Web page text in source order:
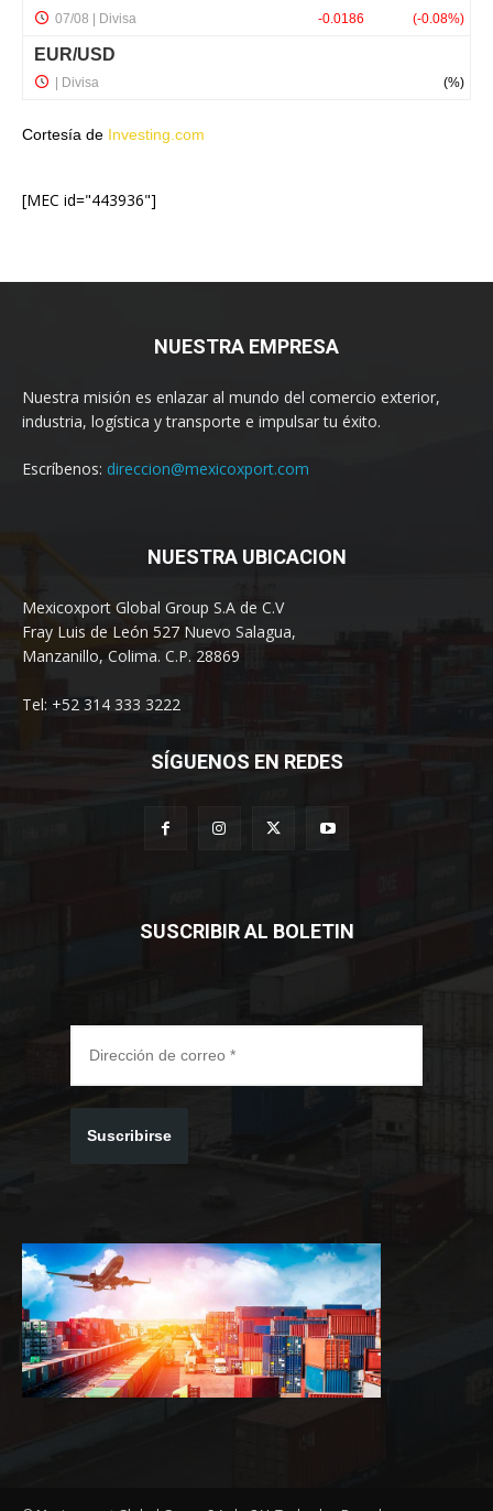
Cortesía de Investing.com
[MEC id="443936"]
NUESTRA EMPRESA
Nuestra misión es enlazar al mundo del comercio exterior,
industria, logística y transporte e impulsar tu éxito.
Escríbenos: direccion@mexicoxport.com
NUESTRA UBICACION
Mexicoxport Global Group S.A de C.V
Fray Luis de León 527 Nuevo Salagua,
Manzanillo, Colima. C.P. 28869
Tel: +52 314 333 3222
SÍGUENOS EN REDES
SUSCRIBIR AL BOLETIN
Suscribirse